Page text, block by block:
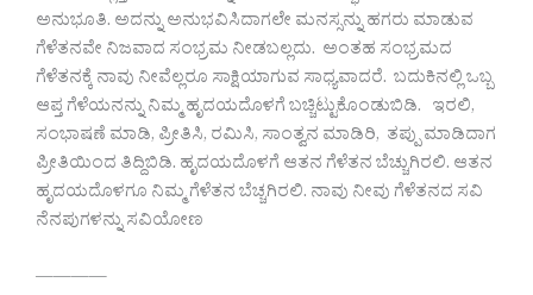
ಅನುಭೂತಿ. ಅದನ್ನು ಅನುಭವಿಸಿದಾಗಲೇ ಮನಸ್ಸನ್ನು ಹಗರು ಮಾಡುವ
ಗೆಳೆತನವೇ ನಿಜವಾದ ಸಂಭ್ರಮ ನೀಡಬಲ್ಲದು. ಅಂತಹ ಸಂಭ್ರಮದ
ಗೆಳೆತನಕ್ಕೆ ನಾವು ನೀವೆಲ್ಲರೂ ಸಾಕ್ಷಿಯಾಗುವ ಸಾಧ್ಯವಾದರೆ. ಬದುಕಿನಲ್ಲಿ ಒಬ್ಬ
ಆಪ್ತ ಗೆಳೆಯನನ್ನು ನಿಮ್ಮ ಹೃದಯದೊಳಗೆ ಬಚ್ಚಿಟ್ಟುಕೊಂಡುಬಿಡಿ. ಇರಲಿ,
ಸಂಭಾಷಣೆ ಮಾಡಿ, ಪ್ರೀತಿಸಿ, ರಮಿಸಿ, ಸಾಂತ್ವನ ಮಾಡಿರಿ, ತಪ್ಪು ಮಾಡಿದಾಗ
ಪ್ರೀತಿಯಿಂದ ತಿದ್ದಿಬಿಡಿ. ಹೃದಯದೊಳಗೆ ಆತನ ಗೆಳೆತನ ಬೆಚ್ಚುಗಿರಲಿ. ಆತನ
ಹೃದಯದೊಳಗೂ ನಿಮ್ಮ ಗೆಳೆತನ ಬೆಚ್ಚಗಿರಲಿ. ನಾವು ನೀವು ಗೆಳೆತನದ ಸವಿ
ನೆನಪುಗಳನ್ನು ಸವಿಯೋಣ
————